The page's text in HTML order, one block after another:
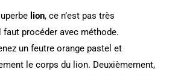
lion, ce n’est pas très
procéder avec méthode.
un feutre orange pastel et
le corps du lion. Deuxièmement,